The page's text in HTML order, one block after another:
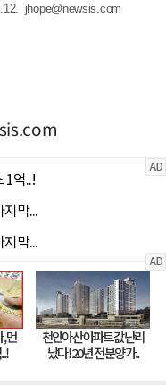
jhope@newsis.com